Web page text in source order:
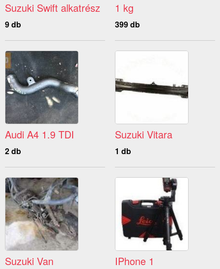
Suzuki Swift alkatrész
9 db
1 kg
399 db
Audi A4 1.9 TDI
2 db
Suzuki Vitara
1 db
Suzuki Van IPhone 1